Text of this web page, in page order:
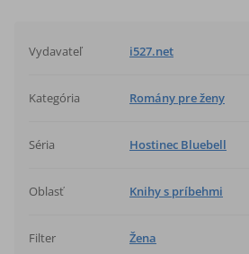
Vydavateľ i527.net
Kategória Romány pre ženy
Séria Hostinec Bluebell
Oblasť Knihy s príbehmi
Filter Žena